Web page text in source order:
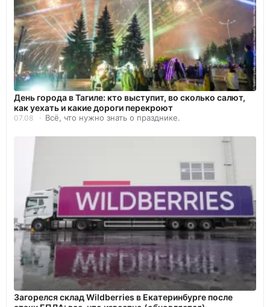
День города в Тагиле: кто выступит, во сколько салют,
как уехать и какие дороги перекроют
07.08 Всё, что нужно знать о празднике.
Загорелся склад Wildberries в Екатеринбурге после